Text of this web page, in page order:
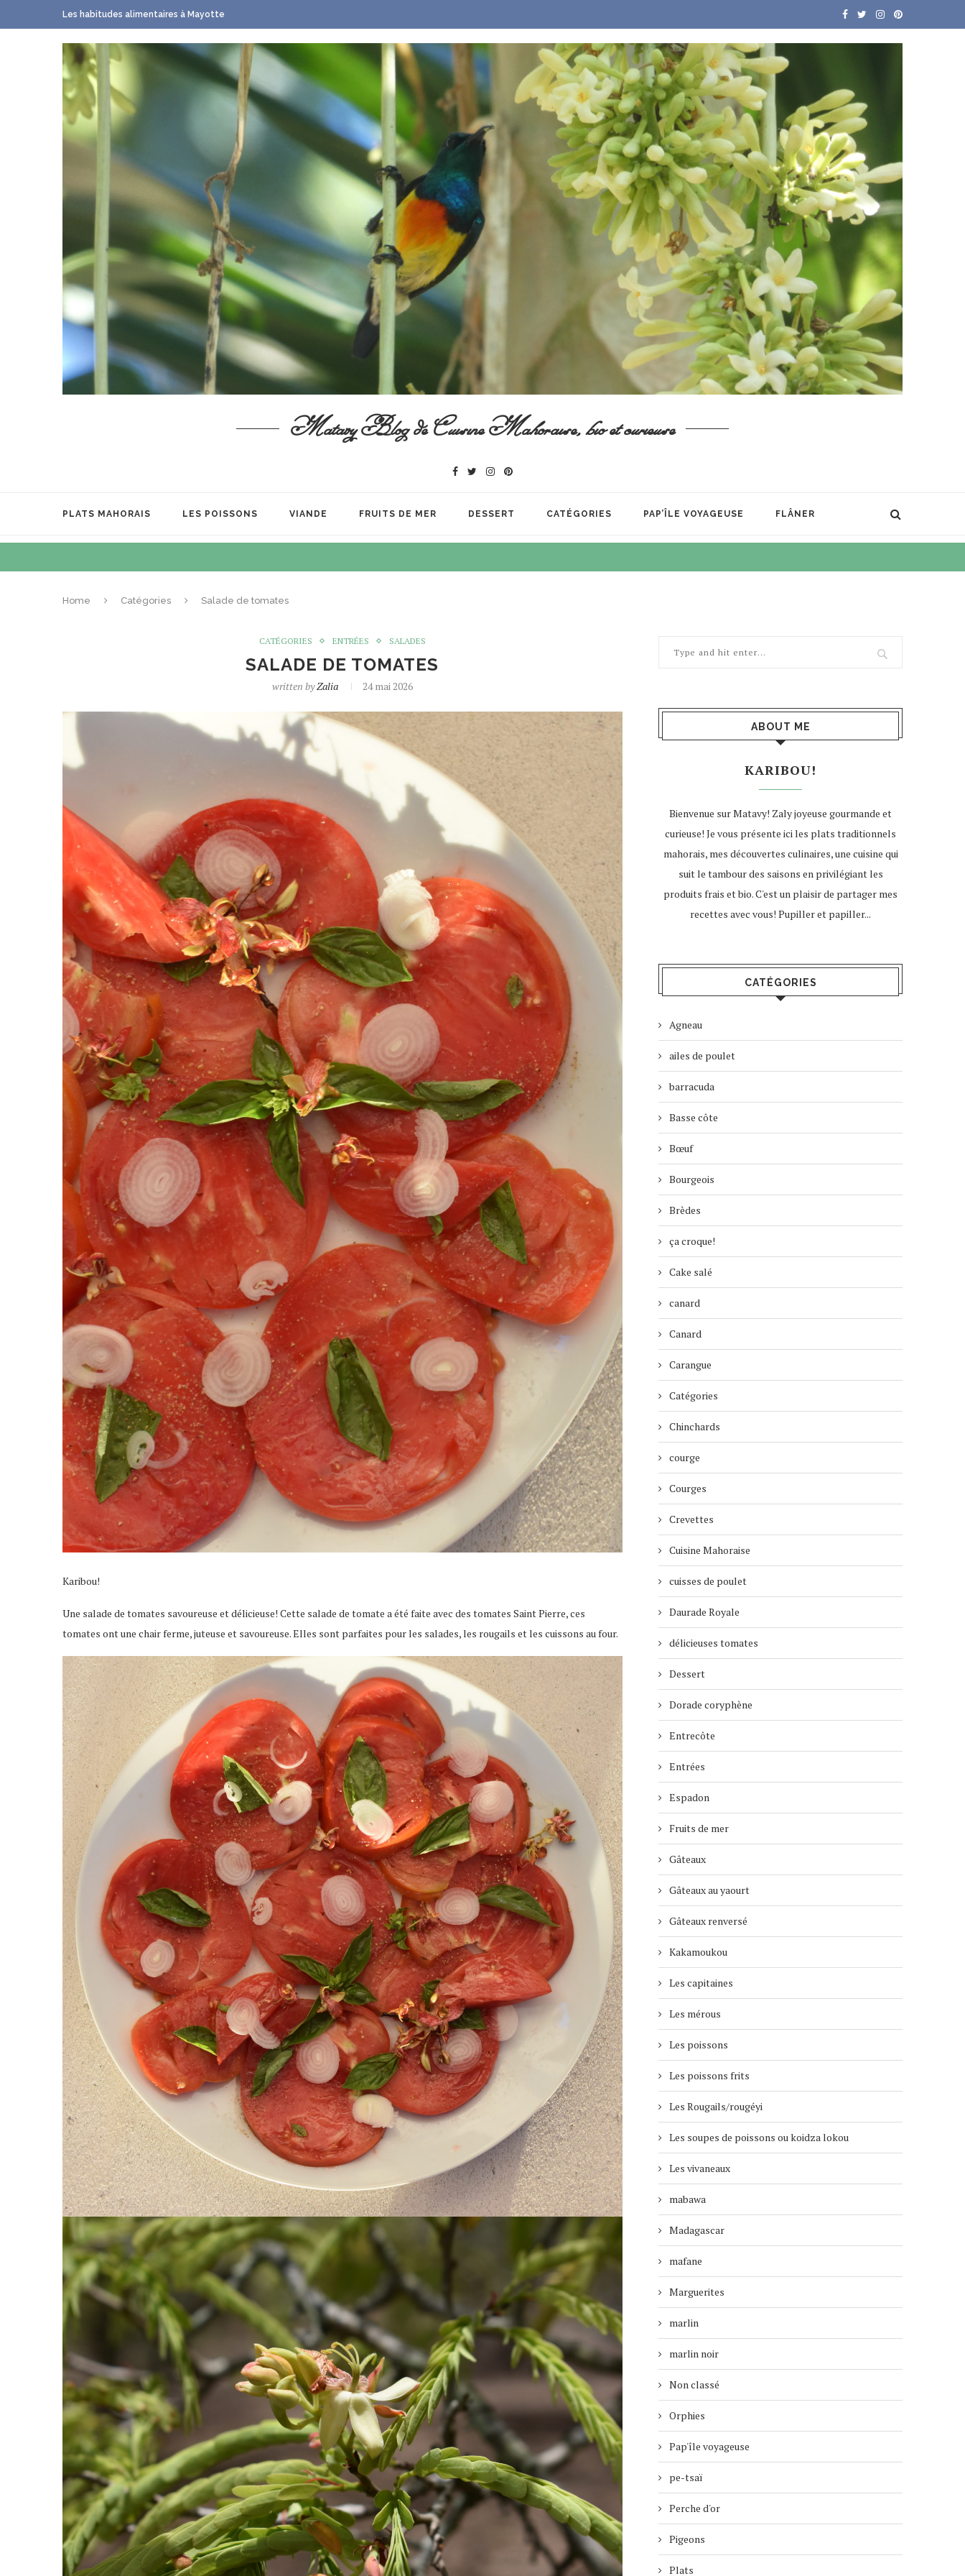
Les habitudes alimentaires à Mayotte
Matavy Blog de Cuisine Mahoraise, bio et curieuse
PLATS MAHORAIS LES POISSONS VIANDE FRUITS DE MER DESSERT CATÉGORIES PAP’ÎLE VOYAGEUSE FLÂNER
Home Catégories Salade de tomates
CATÉGORIES ENTRÉES SALADES
SALADE DE TOMATES
written byZalia 24 mai 2026
Karibou!
Une salade de tomates savoureuse et délicieuse! Cette salade de tomate a été faite avec des tomates Saint Pierre, ces
tomates ont une chair ferme, juteuse et savoureuse. Elles sont parfaites pour les salades, les rougails et les cuissons au four.
ABOUT ME
KARIBOU!
Bienvenue sur Matavy! Zaly joyeuse gourmande et
curieuse! Je vous présente ici les plats traditionnels
mahorais, mes découvertes culinaires, une cuisine qui
suit le tambour des saisons en privilégiant les
produits frais et bio. C'est un plaisir de partager mes
recettes avec vous! Pupiller et papiller...
CATÉGORIES
Agneau
ailes de poulet
barracuda
Basse côte
Bœuf
Bourgeois
Brèdes
ça croque!
Cake salé
canard
Canard
Carangue
Catégories
Chinchards
courge
Courges
Crevettes
Cuisine Mahoraise
cuisses de poulet
Daurade Royale
délicieuses tomates
Dessert
Dorade coryphène
Entrecôte
Entrées
Espadon
Fruits de mer
Gâteaux
Gâteaux au yaourt
Gâteaux renversé
Kakamoukou
Les capitaines
Les mérous
Les poissons
Les poissons frits
Les Rougails/rougéyi
Les soupes de poissons ou koidza lokou
Les vivaneaux
mabawa
Madagascar
mafane
Marguerites
marlin
marlin noir
Non classé
Orphies
Pap'île voyageuse
pe-tsaï
Perche d'or
Pigeons
Plats